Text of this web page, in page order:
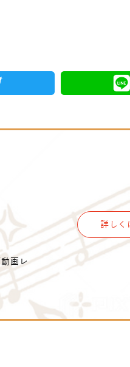
画レ
詳しく